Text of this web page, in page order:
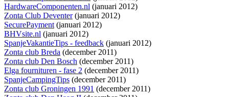
HardwareComponenten.nl (januari 2012)
Zonta Club Deventer(januari 2012)
SecurePayment(januari 2012)
BHVsite.nl (januari 2012)
SpanjeVakantieTips - feedback (januari 2012)
Zonta club Breda (december 2011)
Zonta club Den Bosch (december 2011)
Elga fournituren - fase 2 (december 2011)
SpanjeCampingTips (december 2011)
Zonta club Groningen 1991 (december 2011)